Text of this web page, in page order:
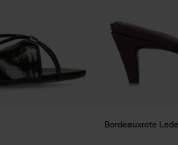
Bordeauxrote